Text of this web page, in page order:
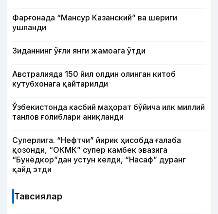
Фарғонада “Мансур Казанский” ва шериги
ушланди
Зиданнинг ўғли янги жамоага ўтди
Австралияда 150 йил олдин олинган китоб
кутубхонага қайтарилди
Ўзбекистонда касбий маҳорат бўйича илк миллий
танлов ғолиблари аниқланди
Суперлига. “Нефтчи” йирик ҳисобда ғалаба
қозонди, “ОКМК” супер камбек эвазига
“Бунёдкор”дан устун келди, “Насаф” дуранг
қайд этди
Тавсиялар